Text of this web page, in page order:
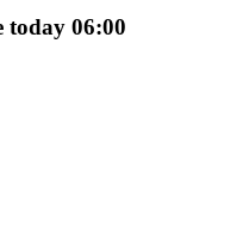
today 06:00